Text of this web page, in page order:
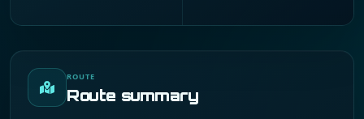
ROUTE
Route summary